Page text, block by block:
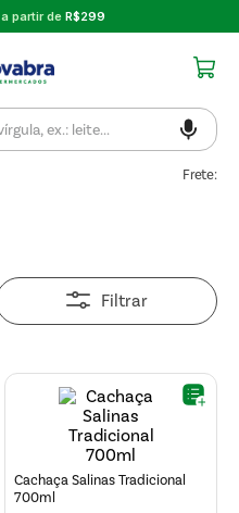
a partir de R$299
Frete:
Filtrar
Cachaça Salinas Tradicional
700ml